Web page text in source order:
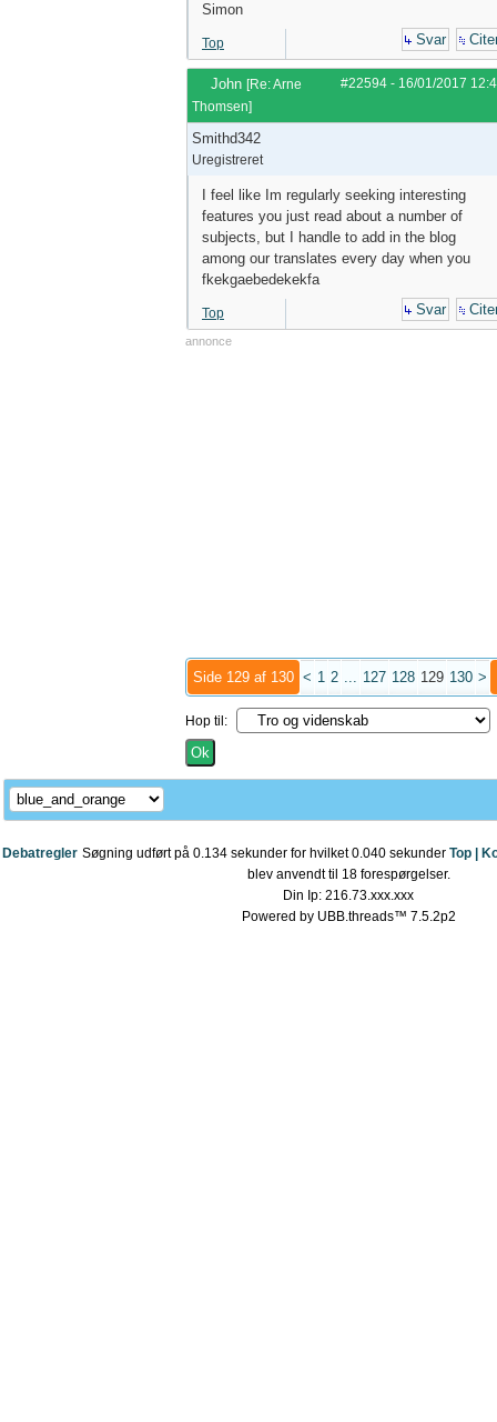
Simon
Top Svar
#22594 - 16/01/2017
John [Re: Arne
Thomsen]
Smithd342
Uregistreret
I feel like Im regularly seeking interesting
features you just read about a number of
subjects, but I handle to add in the blog
among our translates every day when you
fkekgaebedekekfa
Top Svar
annonce
Side 129 af 130 < 1 2 ... 127 128 129 130 >
Hop til:
Debatregler Top |
Søgning udført på 0.134 sekunder for hvilket 0.040 sekunder
blev anvendt til 18 forespørgelser.
Din Ip: 216.73.xxx.xxx
Powered by UBB.threads™ 7.5.2p2